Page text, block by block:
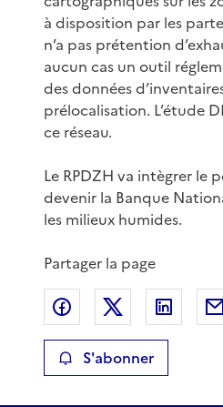
à disposition par les
n’a pas prétention
aucun cas un outil
des données
prélocalisation. L’étude
ce réseau.
Le RPDZH va intègrer le
devenir la Banque
les milieux humides.
Partager la page
Partager sur Facebook
Partager sur X
S'abonner